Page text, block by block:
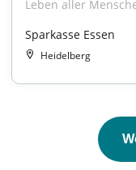
Leben aller
Sparkasse Essen
Heidelberg